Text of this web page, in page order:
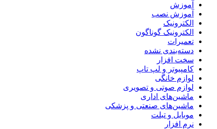
آموزش
آموزش نصب
الکترونیک
الکترونیک گوناگون
تعمیرات
دسته‌بندی نشده
سخت افزار
کامپیوتر و لپ تاپ
لوازم خانگی
لوازم صوتی و تصویری
ماشین‌های اداری
ماشین‌های صنعتی و پزشکی
موبایل و تبلت
نرم افزار